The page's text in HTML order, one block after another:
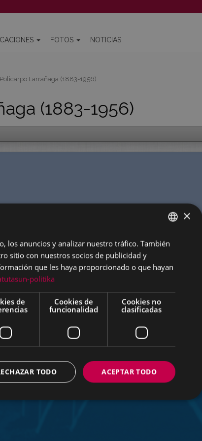
FOTOS NOTICIAS
Policarpo Larrañaga (1883-1956)
(1883-1956)
BASQUE
×
los anuncios y analizar nuestro tráfico. También
sitio con nuestros socios de publicidad y
que les haya proporcionado o que hayan
politika
de
Cookies de
funcionalidad
Cookies no
clasificadas
ACEPTAR TODO
TODO